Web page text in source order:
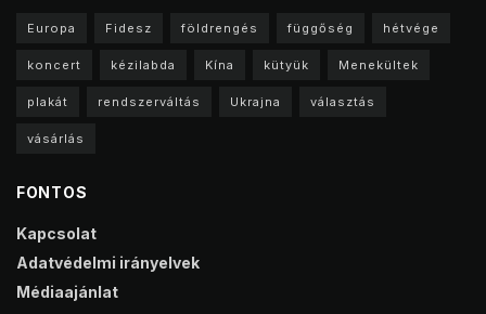
Europa Fidesz földrengés függőség hétvége
koncert kézilabda Kína kütyük Menekültek
plakát rendszerváltás Ukrajna választás
vásárlás
FONTOS
Kapcsolat
Adatvédelmi irányelvek
Médiaajánlat